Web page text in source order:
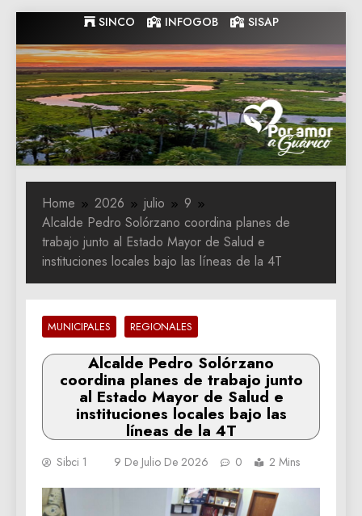
to
content
SINCO INFOGOB SISAP
Gobernacion
de Guarico
Gobernacion de Guarico
Home 2026 julio
9
Alcalde Pedro Solórzano coordina planes de
trabajo junto al Estado Mayor de Salud e
instituciones locales bajo las líneas de la 4T
MUNICIPALES REGIONALES
Alcalde Pedro Solórzano
coordina planes de trabajo junto
al Estado Mayor de Salud e
instituciones locales bajo las
líneas de la 4T
Sibci 1 9 De Julio De 2026 0 2 Mins